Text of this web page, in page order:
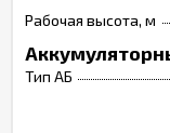
Рабочая высота, м
Тип АБ